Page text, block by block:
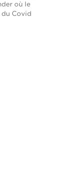
où le
du Covid